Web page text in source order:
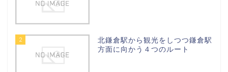
2
北鎌倉駅から観光をしつつ鎌倉駅
方面に向かう４つのルート